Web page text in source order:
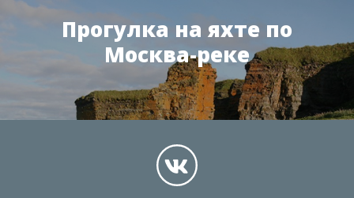
Прогулка на яхте по
Москва-реке